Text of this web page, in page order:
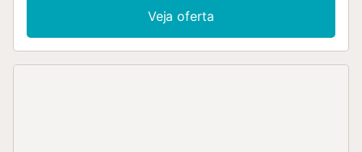
varanda privada mobilada e um jardim com piscina
partilhada, equipada com espreguiçadeiras e chapéus de
sol, permitem refrescar-se nos dias quentes. O grande
Veja oferta